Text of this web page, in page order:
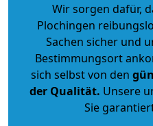
Wir sorgen dafür,
Plochingen
Sachen sicher und
Bestimmungsort
sich selbst von den
der Qualität. Unsere
Sie